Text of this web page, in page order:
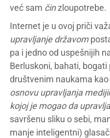
već sam činzloupotrebe.
Internet je u ovoj priči
upravljanje državom
pa i jedno od uspešnijih
Berluskoni, bahati,
društvenim naukama
osnovu upravljanja
kojoj je mogao da
savršenu sliku o sebi,
manje inteligentni)